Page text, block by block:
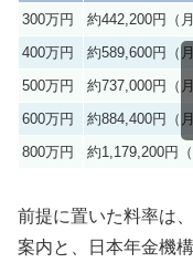
300万円
約442,200円（
400万円
約589,600円（
500万円
約737,000円（
600万円
約884,400円（
800万円
約1,179,200円
前提に置いた料率は
案内と、日本年金機